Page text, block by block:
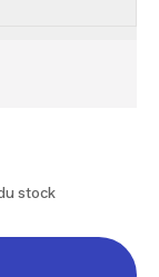
stock